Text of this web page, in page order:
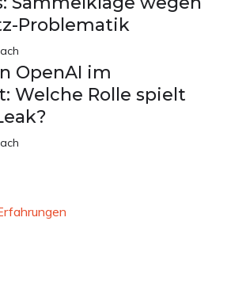
Problematik
OpenAI im
Welche Rolle spielt